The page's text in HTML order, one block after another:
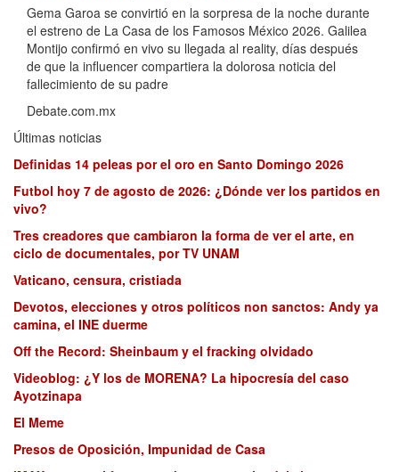
Gema Garoa se convirtió en la sorpresa de la noche durante
el estreno de La Casa de los Famosos México 2026. Galilea
Montijo confirmó en vivo su llegada al reality, días después
de que la influencer compartiera la dolorosa noticia del
fallecimiento de su padre
Debate.com.mx
Últimas noticias
Definidas 14 peleas por el oro en Santo Domingo 2026
Futbol hoy 7 de agosto de 2026: ¿Dónde ver los partidos en
vivo?
Tres creadores que cambiaron la forma de ver el arte, en
ciclo de documentales, por TV UNAM
Vaticano, censura, cristiada
Devotos, elecciones y otros políticos non sanctos: Andy ya
camina, el INE duerme
Off the Record: Sheinbaum y el fracking olvidado
Videoblog: ¿Y los de MORENA? La hipocresía del caso
Ayotzinapa
El Meme
Presos de Oposición, Impunidad de Casa